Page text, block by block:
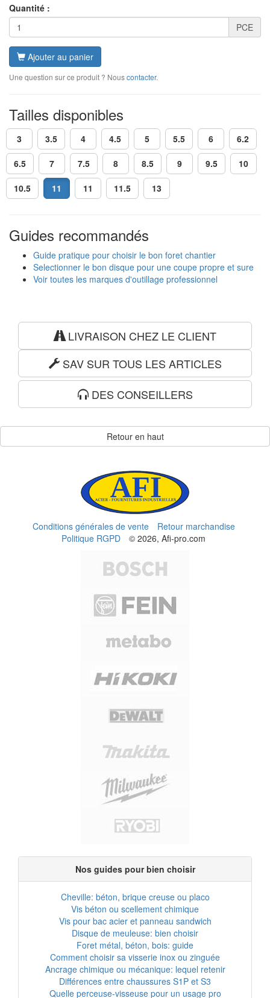
Quantité :
PCE
Ajouter au panier
Une question sur ce produit ? Nouscontacter.
Tailles disponibles
3 3.5 4 4.5 5 5.5 6 6.2
6.5 7 7.5 8 8.5 9 9.5 10
10.5 11 11 11.5 13
Guides recommandés
Guide pratique pour choisir le bon foret chantier
Selectionner le bon disque pour une coupe propre et sure
Voir toutes les marques d'outillage professionnel
LIVRAISON CHEZ LE CLIENT
SAV SUR TOUS LES ARTICLES
DES CONSEILLERS
Retour en haut
Conditions générales de vente
Retour marchandise
Politique RGPD
© 2026, Afi-pro.com
Nos guides pour bien choisir
Cheville: béton, brique creuse ou placo
Vis béton ou scellement chimique
Vis pour bac acier et panneau sandwich
Disque de meuleuse: bien choisir
Foret métal, béton, bois: guide
Comment choisir sa visserie inox ou zinguée
Ancrage chimique ou mécanique: lequel retenir
Différences entre chaussures S1P et S3
Quelle perceuse-visseuse pour un usage pro